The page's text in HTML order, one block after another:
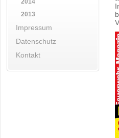
2014
2013
Impressum
Datenschutz
Kontakt